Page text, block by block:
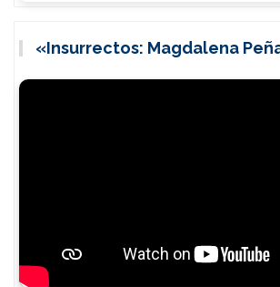
«Insurrectos: Magdalena